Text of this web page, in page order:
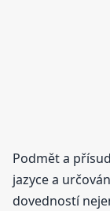
Podmět a
jazyce a
dovedností